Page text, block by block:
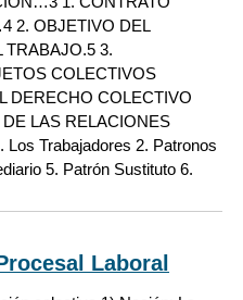
2. OBJETIVO DEL
TRABAJO.5 3.
COLECTIVOS
DERECHO COLECTIVO
LAS RELACIONES
Trabajadores 2. Patronos
5. Patrón Sustituto 6.
Laboral